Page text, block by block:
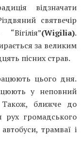
відзначати
святвечір
(Wigilia).
за великим
пісних страв.
цього дня.
у неповний
ближче до
рух громадського
трамваї і